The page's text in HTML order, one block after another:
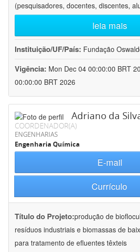
(pesquisadores, docentes, discentes,
leia mais
Instituição/UF/País: Fundação
Vigência: Mon Dec 04 00:00:00 BRT
00:00:00 BRT 2026
Adriano da
COORDENADOR(A)
ENGENHARIAS
Engenharia Química
E-mail
Currículo
Título do Projeto:produção de
resíduos industriais e biomassas de
para tratamento de efluentes têxteis